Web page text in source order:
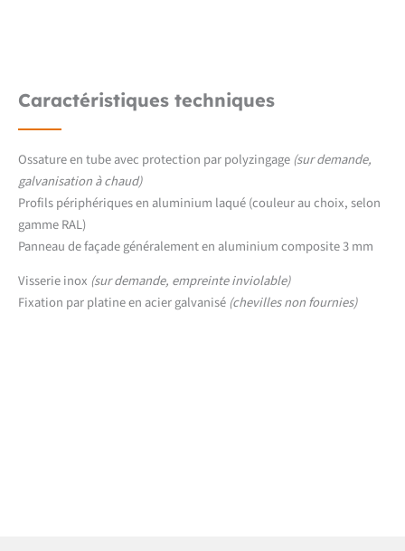
Caractéristiques techniques
Ossature en tube avec protection par polyzingage (sur demande,
galvanisation à chaud)
Profils périphériques en aluminium laqué (couleur au choix, selon
gamme RAL)
Panneau de façade généralement en aluminium composite 3 mm
Visserie inox (sur demande, empreinte inviolable)
Fixation par platine en acier galvanisé (chevilles non fournies)